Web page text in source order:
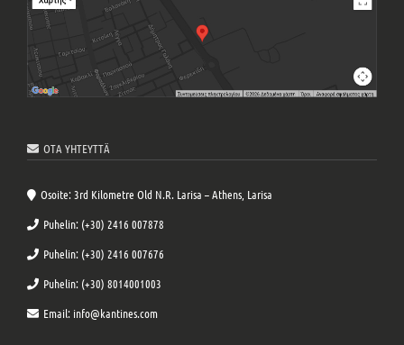
OTA YHTEYTTÄ
Osoite: 3rd Kilometre Old N.R. Larisa – Athens, Larisa
Puhelin: (+30) 2416 007878
Puhelin: (+30) 2416 007676
Puhelin: (+30) 8014001003
Email: info@kantines.com